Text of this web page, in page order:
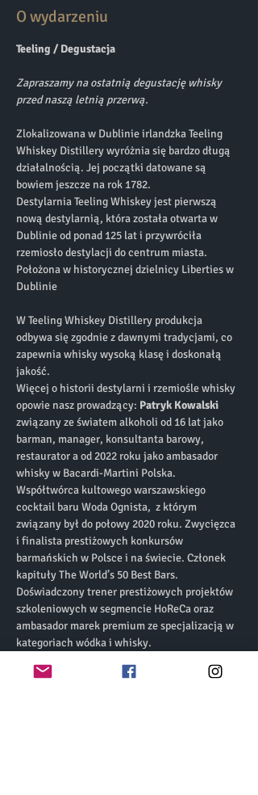
O wydarzeniu
Teeling / Degustacja
Zapraszamy na ostatnią degustację whisky
przed naszą letnią przerwą.
Zlokalizowana w Dublinie irlandzka Teeling
Whiskey Distillery wyróżnia się bardzo długą
działalnością. Jej początki datowane są
bowiem jeszcze na rok 1782.
Destylarnia Teeling Whiskey jest pierwszą
nową destylarnią, która została otwarta w
Dublinie od ponad 125 lat i przywróciła
rzemiosło destylacji do centrum miasta.
Położona w historycznej dzielnicy Liberties w
Dublinie
W Teeling Whiskey Distillery produkcja
odbywa się zgodnie z dawnymi tradycjami, co
zapewnia whisky wysoką klasę i doskonałą
jakość.
Więcej o historii destylarni i rzemiośle whisky
opowie nasz prowadzący: Patryk Kowalski
związany ze światem alkoholi od 16 lat jako
barman, manager, konsultanta barowy,
restaurator a od 2022 roku jako ambasador
whisky w Bacardi-Martini Polska.
Współtwórca kultowego warszawskiego
cocktail baru Woda Ognista,  z którym
związany był do połowy 2020 roku. Zwycięzca
i finalista prestiżowych konkursów
barmańskich w Polsce i na świecie. Członek
kapituły The World’s 50 Best Bars​.
Doświadczony trener prestiżowych projektów
szkoleniowych w segmencie HoReCa​ oraz
ambasador marek premium ze specjalizacją w
kategoriach wódka i whisky.
Degustacja: